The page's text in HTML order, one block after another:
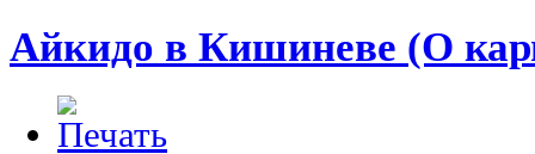
Айкидо в Кишиневе (О